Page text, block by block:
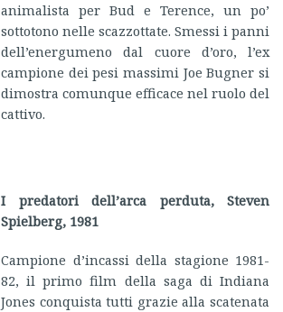
animalista per Bud e Terence, un po’
sottotono nelle scazzottate. Smessi i panni
dell’energumeno dal cuore d’oro, l’ex
campione dei pesi massimi Joe Bugner si
dimostra comunque efficace nel ruolo del
cattivo.
I predatori dell’arca perduta, Steven
Spielberg, 1981
Campione d’incassi della stagione 1981-
82, il primo film della saga di Indiana
Jones conquista tutti grazie alla scatenata